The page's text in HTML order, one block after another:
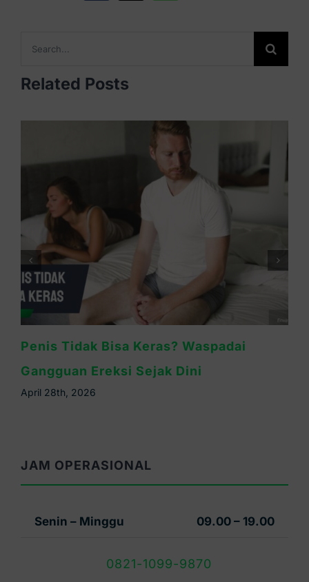
for:
Related Posts
Penis Tidak Bisa Keras? Waspadai
Gangguan Ereksi Sejak Dini
April 28th, 2026
JAM OPERASIONAL
Senin – Minggu 09.00 – 19.00
0821-1099-9870